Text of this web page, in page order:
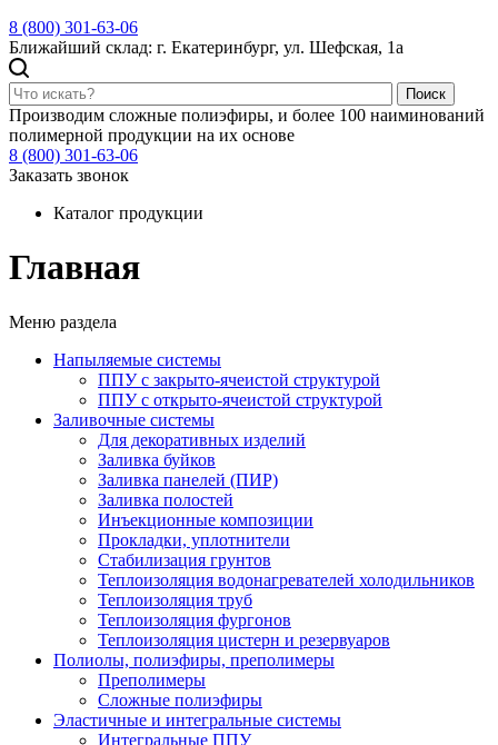
8 (800) 301-63-06
Ближайший склад: г. Екатеринбург, ул. Шефская, 1а
Поиск
Производим сложные полиэфиры, и более 100 наиминований
полимерной продукции на их основе
8 (800) 301-63-06
Заказать звонок
Каталог продукции
Главная
Меню раздела
Напыляемые системы
ППУ с закрыто-ячеистой структурой
ППУ с открыто-ячеистой структурой
Заливочные системы
Для декоративных изделий
Заливка буйков
Заливка панелей (ПИР)
Заливка полостей
Инъекционные композиции
Прокладки, уплотнители
Стабилизация грунтов
Теплоизоляция водонагревателей холодильников
Теплоизоляция труб
Теплоизоляция фургонов
Теплоизоляция цистерн и резервуаров
Полиолы, полиэфиры, преполимеры
Преполимеры
Сложные полиэфиры
Эластичные и интегральные системы
Интегральные ППУ